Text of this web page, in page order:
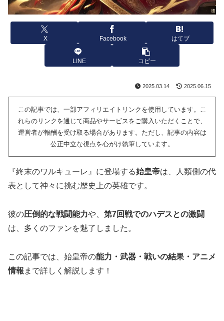
X Facebook はてブ
LINE コピー
2025.03.14 2025.06.15
この記事では、一部アフィリエイトリンクを使用しています。こ
れらのリンクを通じて商品やサービスをご購入いただくことで、
運営者が報酬を受け取る場合があります。ただし、記事の内容は
公正中立な視点を心がけ執筆しています。
『終末のワルキューレ』に登場する始皇帝は、人類側の代
表として神々に挑む歴史上の英雄です。
彼の圧倒的な戦闘能力や、 第7回戦でのハデスとの激闘
は、多くのファンを魅了しました。
この記事では、始皇帝の能力・武器・戦いの結果・アニメ
情報 まで詳しく解説します！